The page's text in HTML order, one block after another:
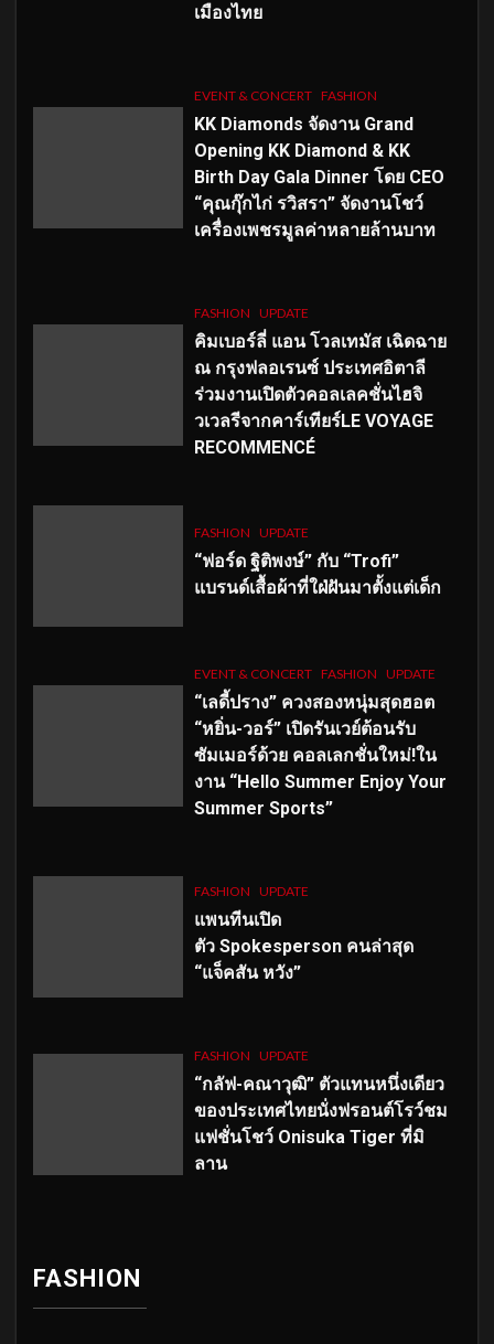
เมืองไทย
EVENT & CONCERT FASHION
KK Diamonds จัดงาน Grand
Opening KK Diamond & KK
Birth Day Gala Dinner โดย CEO
“คุณกุ๊กไก่ รวิสรา” จัดงานโชว์
เครื่องเพชรมูลค่าหลายล้านบาท
FASHION UPDATE
คิมเบอร์ลี่ แอน โวลเทมัส เฉิดฉาย
ณ กรุงฟลอเรนซ์ ประเทศอิตาลี
ร่วมงานเปิดตัวคอลเลคชั่นไฮจิ
วเวลรีจากคาร์เทียร์LE VOYAGE
RECOMMENCÉ
FASHION UPDATE
“ฟอร์ด ฐิติพงษ์” กับ “Trofi”
แบรนด์เสื้อผ้าที่ใฝ่ฝันมาตั้งแต่เด็ก
EVENT & CONCERT FASHION UPDATE
“เลดี้ปราง” ควงสองหนุ่มสุดฮอต
“หยิ่น-วอร์” เปิดรันเวย์ต้อนรับ
ซัมเมอร์ด้วย คอลเลกชั่นใหม่!ใน
งาน “Hello Summer Enjoy Your
Summer Sports”
FASHION UPDATE
แพนทีนเปิด
ตัว Spokesperson คนล่าสุด
“แจ็คสัน หวัง”
FASHION UPDATE
“กลัฟ-คณาวุฒิ” ตัวแทนหนึ่งเดียว
ของประเทศไทยนั่งฟรอนต์โรว์ชม
แฟชั่นโชว์ Onisuka Tiger ที่มิ
ลาน
FASHION